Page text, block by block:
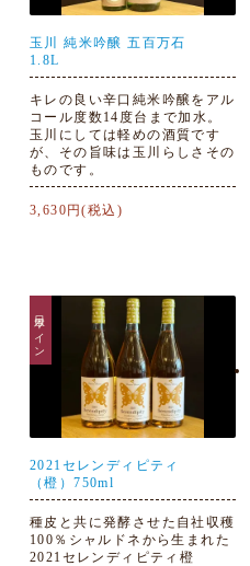
玉川 純米吟醸 五百万石
1.8L
キレの良い辛口純米吟醸をアル
コール度数14度台まで加水。
玉川にしては軽めの酒質です
が、その旨味は玉川らしさその
ものです。
3,630円(税込)
日本ワイン
2021セレンディピティ
（橙）750ml
種皮と共に発酵させた自社収穫
100％シャルドネから生まれた
2021セレンディピティ橙